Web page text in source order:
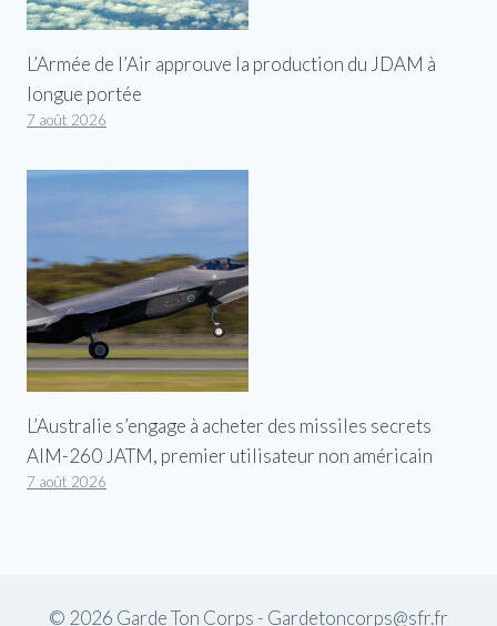
L’Armée de l’Air approuve la production du JDAM à
longue portée
7 août 2026
L’Australie s’engage à acheter des missiles secrets
AIM-260 JATM, premier utilisateur non américain
7 août 2026
© 2026 Garde Ton Corps - Gardetoncorps@sfr.fr